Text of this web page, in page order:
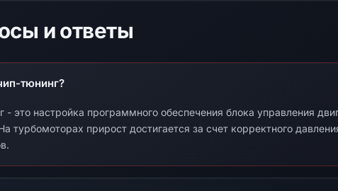
и ответы
тюнинг?
- это настройка программного обеспечения блока управления
турбомоторах прирост достигается за счет корректного